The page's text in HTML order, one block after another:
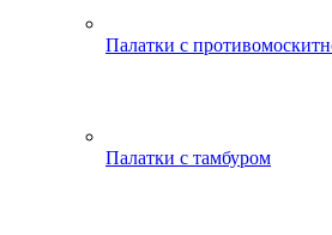
Палатки с
Палатки с тамбуром